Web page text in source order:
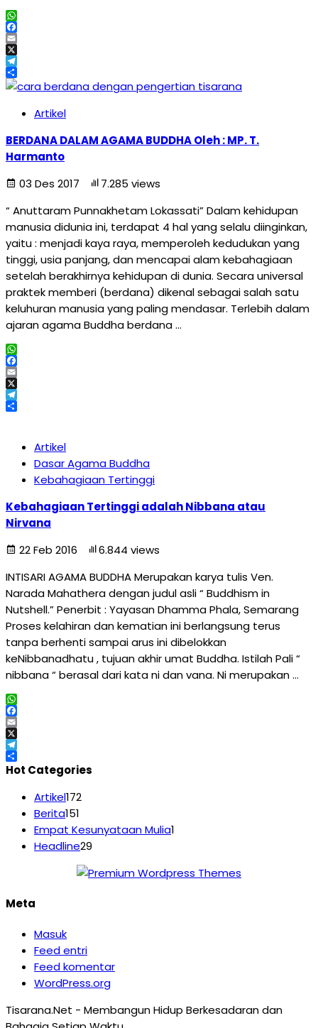
WhatsApp
Facebook
Email
X
Telegram
Share
Artikel
BERDANA DALAM AGAMA BUDDHA Oleh : MP. T.
Harmanto
03 Des 2017
7.285 views
“ Anuttaram Punnakhetam Lokassati” Dalam kehidupan
manusia didunia ini, terdapat 4 hal yang selalu diinginkan,
yaitu : menjadi kaya raya, memperoleh kedudukan yang
tinggi, usia panjang, dan mencapai alam kebahagiaan
setelah berakhirnya kehidupan di dunia. Secara universal
praktek memberi (berdana) dikenal sebagai salah satu
keluhuran manusia yang paling mendasar. Terlebih dalam
ajaran agama Buddha berdana …
WhatsApp
Facebook
Email
X
Telegram
Artikel
Dasar Agama Buddha
Kebahagiaan Tertinggi
Kebahagiaan Tertinggi adalah Nibbana atau
Nirvana
22 Feb 2016
6.844 views
INTISARI AGAMA BUDDHA Merupakan karya tulis Ven.
Narada Mahathera dengan judul asli “ Buddhism in
Nutshell.” Penerbit : Yayasan Dhamma Phala, Semarang
Proses kelahiran dan kematian ini berlangsung terus
tanpa berhenti sampai arus ini dibelokkan
keNibbanadhatu , tujuan akhir umat Buddha. Istilah Pali “
nibbana “ berasal dari kata ni dan vana. Ni merupakan …
WhatsApp
Facebook
Email
X
Telegram
Share
Hot Categories
Artikel172
Berita151
Empat Kesunyataan Mulia1
Headline29
Meta
Masuk
Feed entri
Feed komentar
WordPress.org
Tisarana.Net - Membangun Hidup Berkesadaran dan